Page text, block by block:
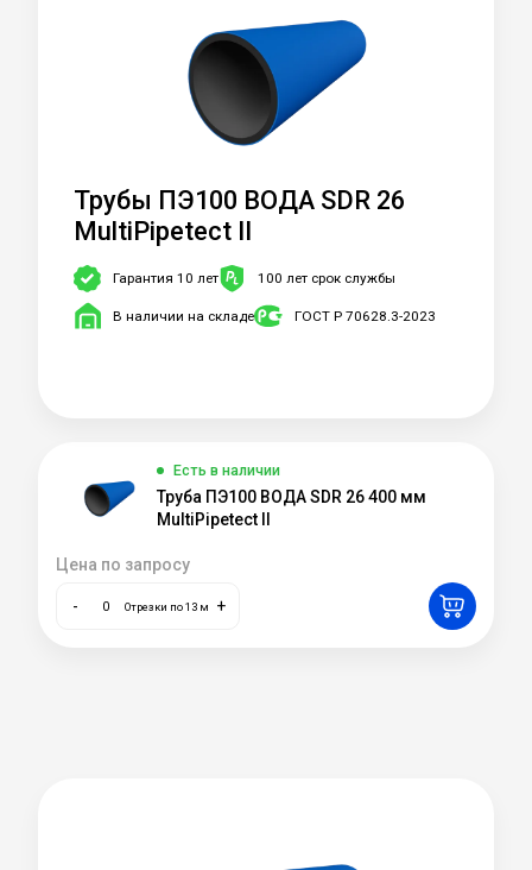
Трубы ПЭ100 ВОДА SDR 26
MultiPipetect II
Гарантия 10 лет 100 лет срок службы
В наличии на складе ГОСТ Р 70628.3-2023
Есть в наличии
Труба ПЭ100 ВОДА SDR 26 400 мм
MultiPipetect II
Цена по запросу
- Отрезки по 13 м +